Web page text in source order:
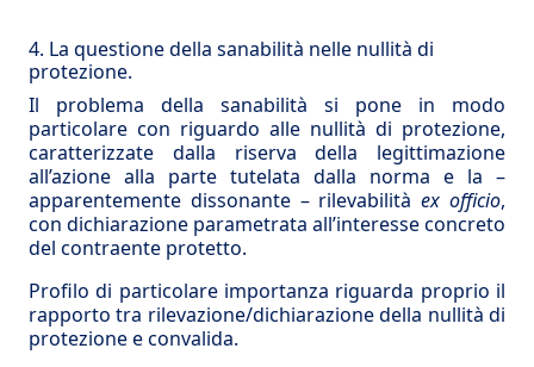
4. La questione della sanabilità nelle nullità di
protezione.
Il problema della sanabilità si pone in modo
particolare con riguardo alle nullità di protezione,
caratterizzate dalla riserva della legittimazione
all’azione alla parte tutelata dalla norma e la –
apparentemente dissonante – rilevabilitàex officio,
con dichiarazione parametrata all’interesse concreto
del contraente protetto.
Profilo di particolare importanza riguarda proprio il
rapporto tra rilevazione/dichiarazione della nullità di
protezione e convalida.